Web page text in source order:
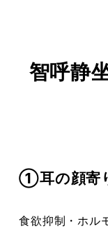
智呼静
①耳の顔寄
食欲抑制・ホル